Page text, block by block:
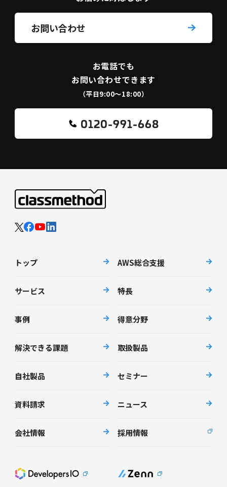
お問い合わせ
お電話でも
お問い合わせできます
（平日9:00〜18:00）
0120-991-668
トップ AWS総合支援
サービス 特長
事例 得意分野
解決できる課題 取扱製品
自社製品 セミナー
資料請求 ニュース
会社情報 採用情報